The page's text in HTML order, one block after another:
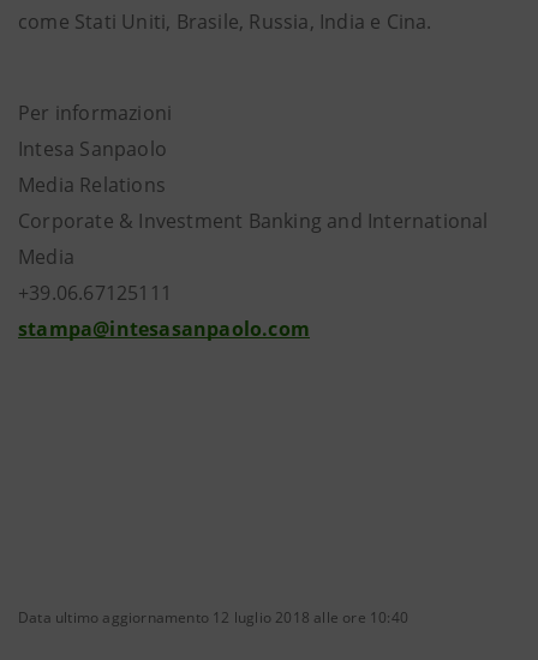
come Stati Uniti, Brasile, Russia, India e Cina.
Per informazioni
Intesa Sanpaolo
Media Relations
Corporate & Investment Banking and International
Media
+39.06.67125111
stampa@intesasanpaolo.com
Data ultimo aggiornamento 12 luglio 2018 alle ore 10:40